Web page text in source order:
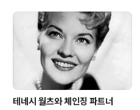
테네시 월츠와 체인징 파트너